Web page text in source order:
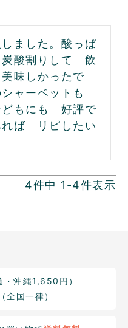
ました。酸っぱ
酸割りして　飲
味しかったで
シャーベットも
もにも　好評で
ば　リピしたい
4件中 1 -4件表示
・沖縄1,650円）
（全国一律）